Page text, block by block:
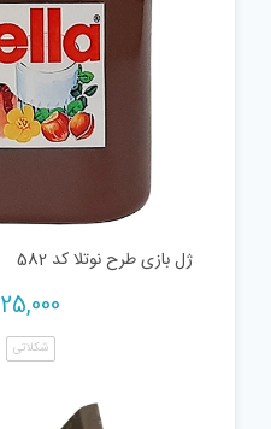
ژل بازی طرح نوتلا کد 582
25,000
شکلاتی